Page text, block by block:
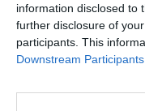
information disclosed to
further disclosure of
participants. This
Downstream Participants